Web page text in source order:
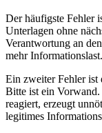
Der häufigste Fehler
Unterlagen ohne
Verantwortung an
mehr Informationslast.
Ein zweiter Fehler ist
Bitte ist ein
reagiert, erzeugt
legitimes